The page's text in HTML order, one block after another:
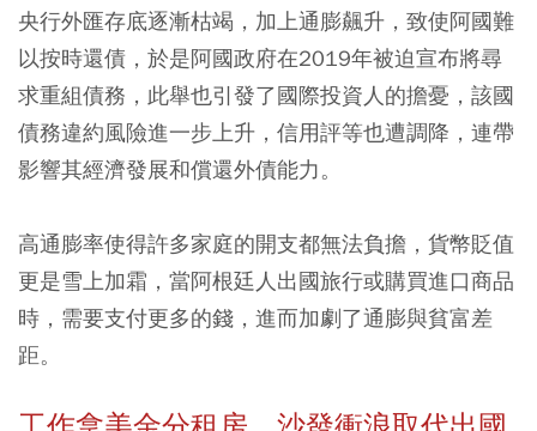
央行外匯存底逐漸枯竭，加上通膨飆升，致使阿國難
以按時還債，於是阿國政府在2019年被迫宣布將尋
求重組債務，此舉也引發了國際投資人的擔憂，該國
債務違約風險進一步上升，信用評等也遭調降，連帶
影響其經濟發展和償還外債能力。
高通膨率使得許多家庭的開支都無法負擔，貨幣貶值
更是雪上加霜，當阿根廷人出國旅行或購買進口商品
時，需要支付更多的錢，進而加劇了通膨與貧富差
距。